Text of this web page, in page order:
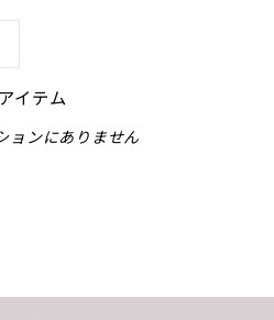
イテム
ョンにありません